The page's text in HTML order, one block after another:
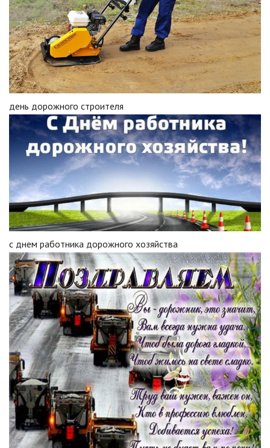
день дорожного строителя
с днем работника дорожного хозяйства